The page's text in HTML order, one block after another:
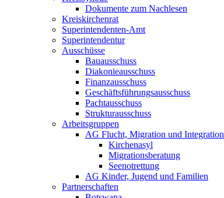
Dokumente zum Nachlesen
Kreiskirchenrat
Superintendenten-Amt
Superintendentur
Ausschüsse
Bauausschuss
Diakonieausschuss
Finanzausschuss
Geschäftsführungsausschuss
Pachtausschuss
Strukturausschuss
Arbeitsgruppen
AG Flucht, Migration und Integration
Kirchenasyl
Migrationsberatung
Seenotrettung
AG Kinder, Jugend und Familien
Partnerschaften